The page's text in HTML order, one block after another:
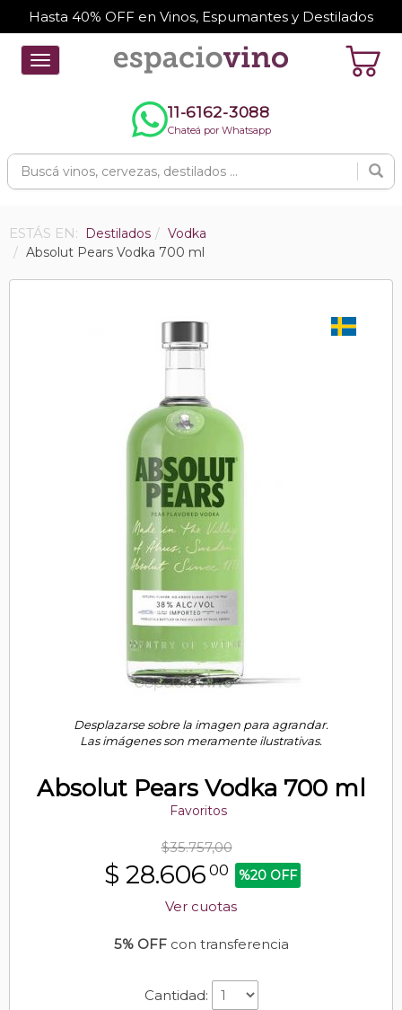
Hasta 40% OFF en Vinos, Espumantes y Destilados
Toggle
navigation
11-6162-3088
Chateá por Whatsapp
ESTÁS EN: Destilados
Vodka
Absolut Pears Vodka 700 ml
Desplazarse sobre la imagen para agrandar.
Las imágenes son meramente ilustrativas.
Absolut Pears Vodka 700 ml
Favoritos
$35.757,00
$ 28.606 00 %20 OFF
Ver cuotas
5% OFFcon transferencia
Cantidad: